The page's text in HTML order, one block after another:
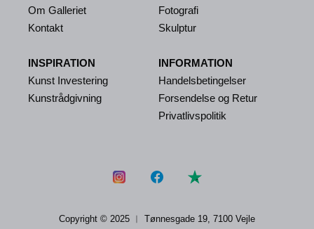
Om Galleriet
Kontakt
INSPIRATION
Kunst Investering
Kunstrådgivning
Fotografi
Skulptur
INFORMATION
Handelsbetingelser
Forsendelse og Retur
Privatlivspolitik
Copyright © 2025 ︱ Tønnesgade 19, 7100 Vejle